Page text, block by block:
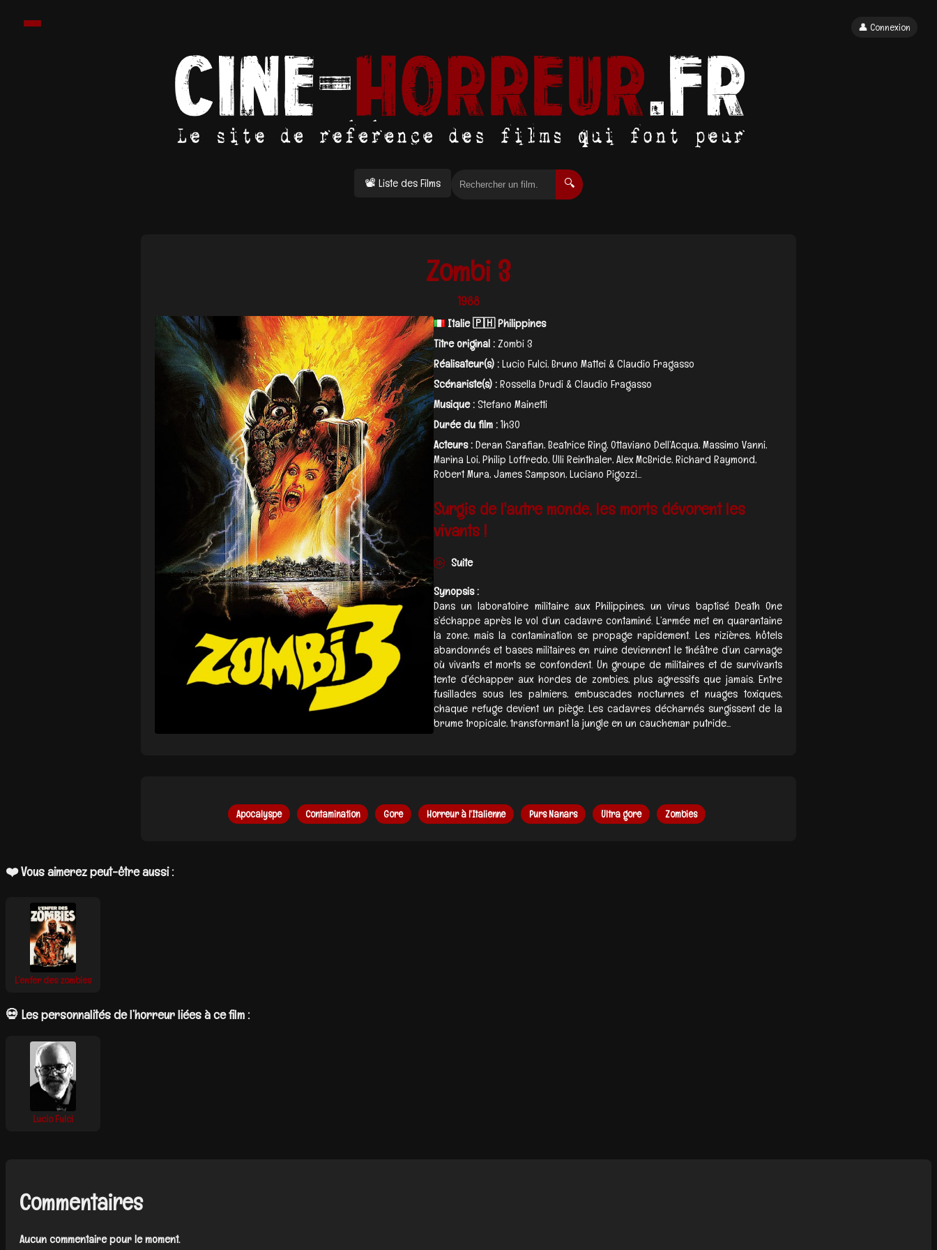
📽 Liste des Films 🔍
👤 Connexion
Zombi 3
1988
Italie 🇵🇭 Philippines
Titre original :Zombi 3
Réalisateur(s) :Lucio Fulci, Bruno Mattei & Claudio Fragasso
Scénariste(s) :Rossella Drudi & Claudio Fragasso
Musique :Stefano Mainetti
Durée du film :1h30
Acteurs :Deran Sarafian, Beatrice Ring, Ottaviano Dell’Acqua, Massimo Vanni,
Marina Loi, Philip Loffredo, Ulli Reinthaler, Alex McBride, Richard Raymond,
Robert Mura, James Sampson, Luciano Pigozzi...
Surgis de l'autre monde, les morts dévorent les
vivants !
Suite
Synopsis :
Dans un laboratoire militaire aux Philippines, un virus baptisé Death One
s’échappe après le vol d’un cadavre contaminé. L’armée met en quarantaine
la zone, mais la contamination se propage rapidement. Les rizières, hôtels
abandonnés et bases militaires en ruine deviennent le théâtre d’un carnage
où vivants et morts se confondent. Un groupe de militaires et de survivants
tente d’échapper aux hordes de zombies, plus agressifs que jamais. Entre
fusillades sous les palmiers, embuscades nocturnes et nuages toxiques,
chaque refuge devient un piège. Les cadavres décharnés surgissent de la
brume tropicale, transformant la jungle en un cauchemar putride...
Apocalyspe Contamination Gore Horreur à l'Italienne Purs Nanars Ultra gore Zombies
❤️ Vous aimerez peut-être aussi :
L’enfer des zombies
💀 Les personnalités de l’horreur liées à ce film :
Lucio Fulci
Commentaires
Aucun commentaire pour le moment.